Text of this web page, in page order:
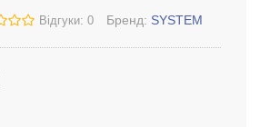
Відгуки: 0 Бренд: SYSTEM